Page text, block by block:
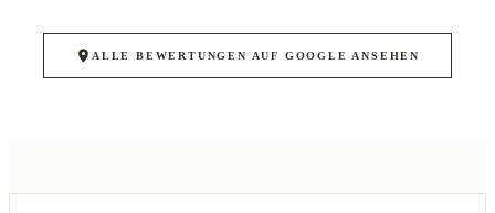
ALLE BEWERTUNGEN AUF GOOGLE ANSEHEN